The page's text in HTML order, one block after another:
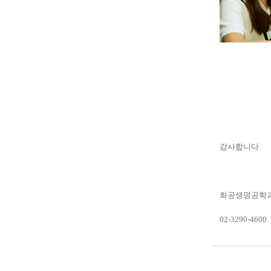
감사합니다.
화공생명공학
02-3290-4600